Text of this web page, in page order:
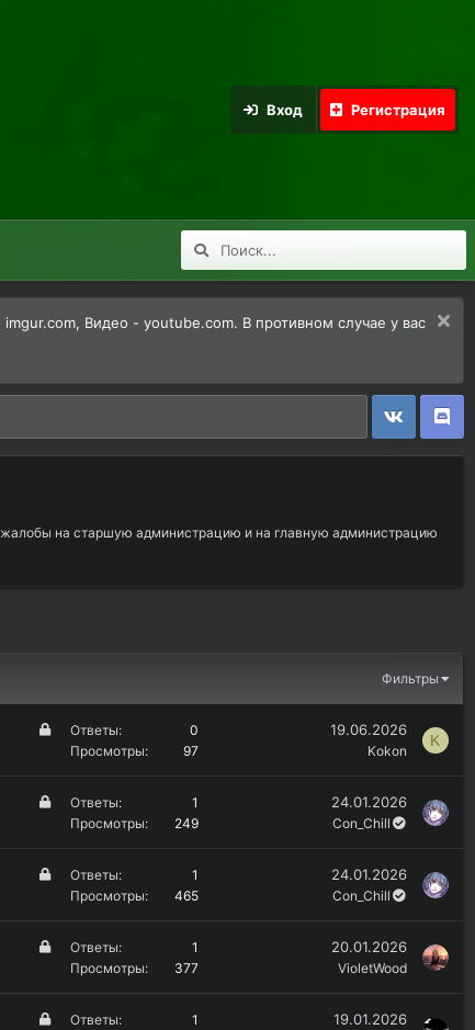
Вход Регистрация
Видео - youtube.com. В противном случае у вас
жалобы на старшую администрацию и на главную администрацию
Фильтры
З
Ответы
0
Просмотры
97
19.06.2026
Kokon
K
З
Ответы
1
Просмотры
249
24.01.2026
Con_Chill
З
Ответы
1
Просмотры
465
24.01.2026
Con_Chill
З
Ответы
1
Просмотры
377
20.01.2026
VioletWood
З
Ответы
1
19.01.2026